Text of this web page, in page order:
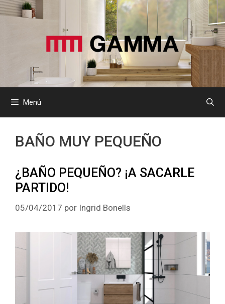
Saltar
al
Menú
BAÑO MUY PEQUEÑO
¿BAÑO PEQUEÑO? ¡A SACARLE
PARTIDO!
05/04/2017 por Ingrid Bonells